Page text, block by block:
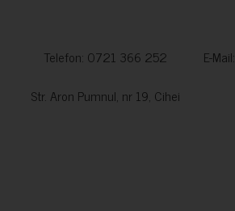
Telefon: 0721 366 252 E-Mail:
Str. Aron Pumnul, nr 19, Cihei